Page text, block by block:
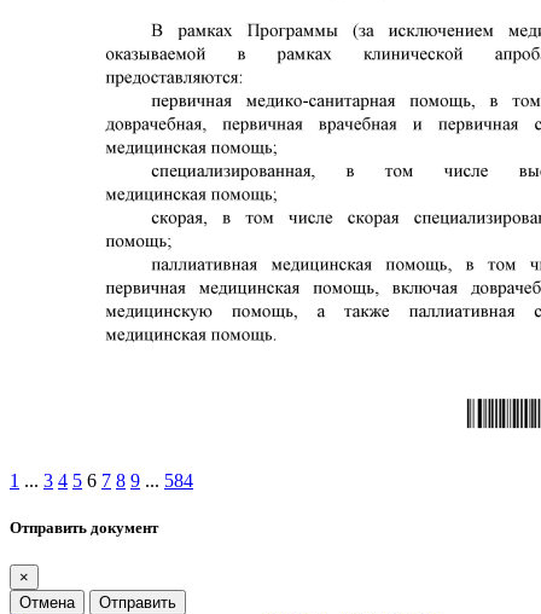
1 ... 3 4 5 6 7 8 9 ... 584
Отправить документ
×
Отмена
Отправить